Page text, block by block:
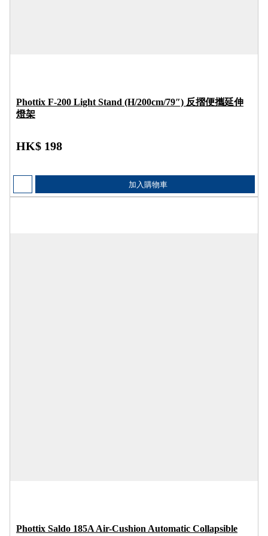
Phottix F-200 Light Stand (H/200cm/79″) 反摺便攜延伸
燈架
HK$ 198
加入購物車
Phottix Saldo 185A Air-Cushion Automatic Collapsible